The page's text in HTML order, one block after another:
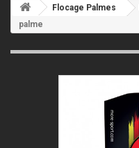
Flocage Palmes
palme